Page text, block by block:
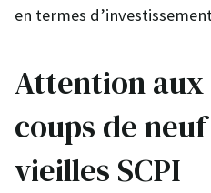
en termes
Attention aux
coups de
vieilles SCPI